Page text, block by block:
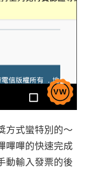
方式蠻特別的～
嗶嗶的快速完成
動輸入發票的後